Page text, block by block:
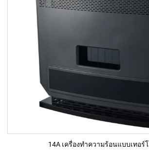
14A เครื่องทําความร้อนแบบเทอร์